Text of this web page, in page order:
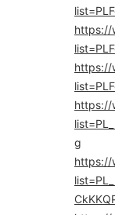
https://
https://
https://
g
https://